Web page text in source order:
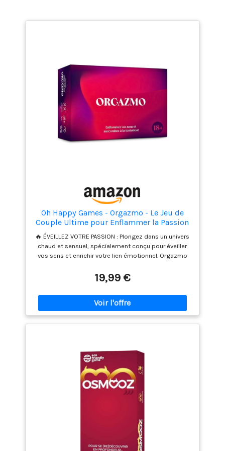
Oh Happy Games - Orgazmo - Le Jeu de
Couple Ultime pour Enflammer la Passion
- Jeu Couple, Jeu de société Adulte, Idée
Cadeau Mariage ou Anniversaire, Cadeau
Couple
🔥 ÉVEILLEZ VOTRE PASSION : Plongez dans un univers
chaud et sensuel, spécialement conçu pour éveiller
vos sens et enrichir votre lien émotionnel. Orgazmo
L'ÉMOTION À L'EXTASE: Transformez une soirée banale
en une aventure torride. Progressez à travers quatre
niveaux envoûtants (Émotionnel, Sensoriel, Charnel
et "Orgazmo") pour explorer et raviver la flamme de
votre intimité. 🎁 LE CADEAU IDÉAL POUR LES COUPLES
: Orgazmo est le cadeau qui laisse une impression
présent inoubliable pour les nouveaux mariés et les
fiancés. 💎 DESIGN RAFFINÉ POUR DES INSTANTS
PRÉCIEUX: Orgazmo allie esthétique et volupté grâce
à ses cartes de qualité premium, transformant
chaque moment en une aventure envoûtante. 🛡️
LIBERTÉ, ÉGALITÉ, INTIMITÉ: Vivez une aventure intime
consentement et le confort, offrant un espace
inclusif pour tous les couples, quelle que soit leur
orientation ou expérience. 📖 RÈGLES CLAIRES,
PLAISIRS INFINIS: Grâce à des règles simples et
19,99 €